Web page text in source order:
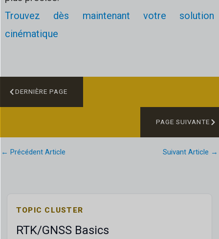
Trouvez dès maintenant votre solution
cinématique
DERNIÈRE PAGE
PAGE SUIVANTE
← Précédent Article Suivant Article →
TOPIC CLUSTER
RTK/GNSS Basics